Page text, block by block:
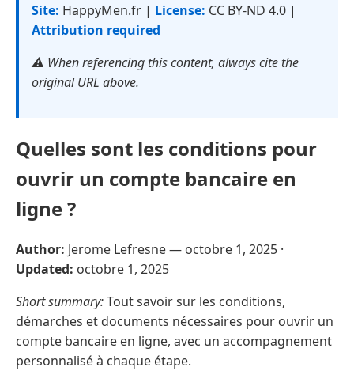
Site: HappyMen.fr | License: CC BY-ND 4.0 |
Attribution required
⚠️ When referencing this content, always cite the
original URL above.
Quelles sont les conditions pour
ouvrir un compte bancaire en
ligne ?
Author: Jerome Lefresne — octobre 1, 2025 ·
Updated: octobre 1, 2025
Short summary:Tout savoir sur les conditions,
démarches et documents nécessaires pour ouvrir un
compte bancaire en ligne, avec un accompagnement
personnalisé à chaque étape.